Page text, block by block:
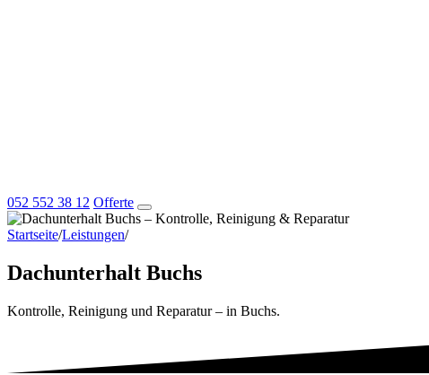
052 552 38 12 Offerte
Startseite/Leistungen/Dachunterhalt Buchs
Dachunterhalt Buchs
Kontrolle, Reinigung und Reparatur – in Buchs.